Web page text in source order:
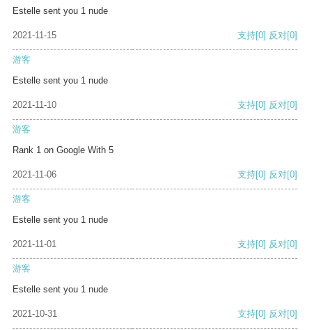
Estelle sent you 1 nude
2021-11-15 支持[0] 反对[0]
游客
Estelle sent you 1 nude
2021-11-10 支持[0] 反对[0]
游客
Rank 1 on Google With 5
2021-11-06 支持[0] 反对[0]
游客
Estelle sent you 1 nude
2021-11-01 支持[0] 反对[0]
游客
Estelle sent you 1 nude
2021-10-31 支持[0] 反对[0]